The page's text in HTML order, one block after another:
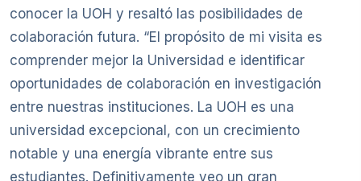
conocer la UOH y resaltó las posibilidades de
colaboración futura. “El propósito de mi visita es
comprender mejor la Universidad e identificar
oportunidades de colaboración en investigación
entre nuestras instituciones. La UOH es una
universidad excepcional, con un crecimiento
notable y una energía vibrante entre sus
estudiantes. Definitivamente veo un gran